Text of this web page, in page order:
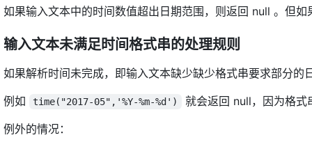
如果输入文本中的时间数值超出日期范围，则返回 null 。但
输入文本未满足时间格式串的处理规则
如果解析时间未完成，即输入文本缺少缺少格式串要求部分的
例如
time("2017-05",'%Y-%m-%d')
就会返回 null，因为格式
例外的情况：